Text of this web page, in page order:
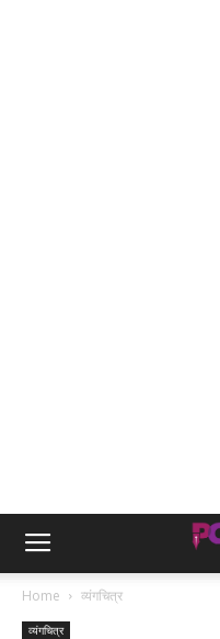
Home व्यंगचित्र
व्यंगचित्र